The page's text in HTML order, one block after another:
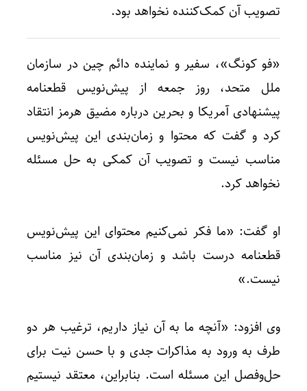
تصویب آن کمک‌کننده نخواهد بود.
«فو کونگ»، سفیر و نماینده دائم چین در سازمان
ملل متحد، روز جمعه از پیش‌نویس قطعنامه
پیشنهادی آمریکا و بحرین درباره مضیق هرمز انتقاد
کرد و گفت که محتوا و زمان‌بندی این پیش‌نویس
مناسب نیست و تصویب آن کمکی به حل مسئله
نخواهد کرد.
او گفت: «ما فکر نمی‌کنیم محتوای این پیش‌نویس
قطعنامه درست باشد و زمان‌بندی آن نیز مناسب
نیست.»
وی افزود: «آنچه ما به آن نیاز داریم، ترغیب هر دو
طرف به ورود به مذاکرات جدی و با حسن نیت برای
حل‌وفصل این مسئله است. بنابراین، معتقد نیستیم